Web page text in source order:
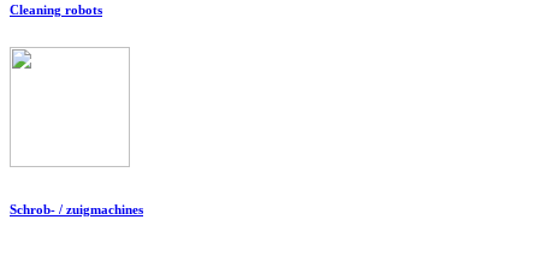
Cleaning robots
Schrob- / zuigmachines